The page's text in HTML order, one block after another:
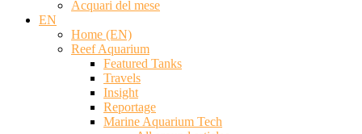
Acquari del mese
EN
Home (EN)
Reef Aquarium
Featured Tanks
Travels
Insight
Reportage
Marine Aquarium Tech